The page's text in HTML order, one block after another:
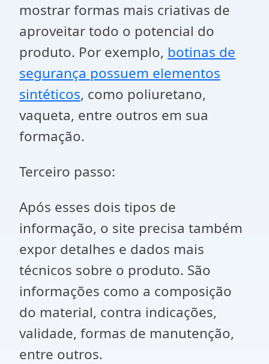
mostrar formas mais criativas de
aproveitar todo o potencial do
produto. Por exemplo, botinas de
segurança possuem elementos
sintéticos, como poliuretano,
vaqueta, entre outros em sua
formação.
Terceiro passo:
Após esses dois tipos de
informação, o site precisa também
expor detalhes e dados mais
técnicos sobre o produto. São
informações como a composição
do material, contra indicações,
validade, formas de manutenção,
entre outros.